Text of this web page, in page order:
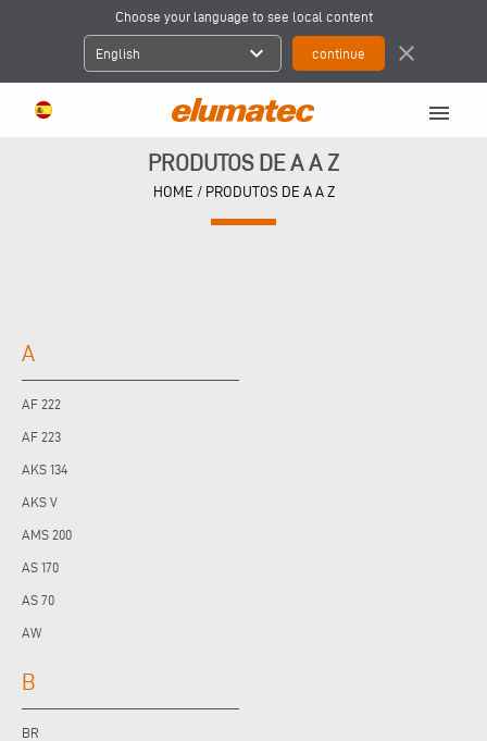
Choose your language to see local content
English expand_more close
menu
PRODUTOS DE A A Z
HOME / PRODUTOS DE A A Z
A
AF 222
AF 223
AKS 134
AKS V
AMS 200
AS 170
AS 70
AW
B
BR